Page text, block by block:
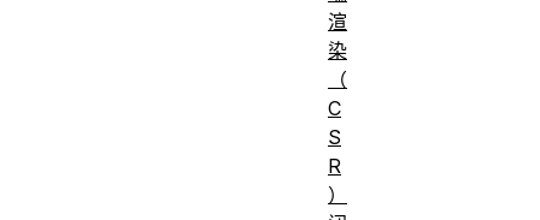
渲
染
（
C
S
R
）